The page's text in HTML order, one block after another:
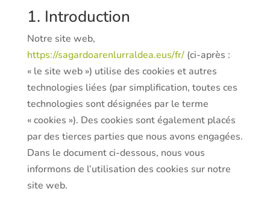
1. Introduction
Notre site web,
https://sagardoarenlurraldea.eus/fr/(ci-après :
« le site web ») utilise des cookies et autres
technologies liées (par simplification, toutes ces
technologies sont désignées par le terme
« cookies »). Des cookies sont également placés
par des tierces parties que nous avons engagées.
Dans le document ci-dessous, nous vous
informons de l’utilisation des cookies sur notre
site web.